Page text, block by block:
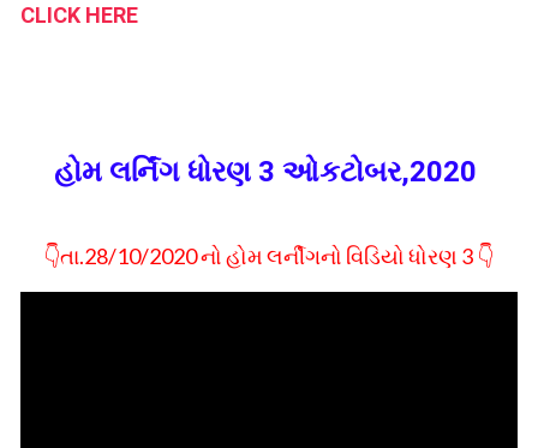
CLICK HERE
હોમ લર્નિંગ ધોરણ 3 ઓકટોબર,2020
👇તા.28/10/2020 નો હોમ લર્નીગનો વિડિયો ધોરણ 3 👇